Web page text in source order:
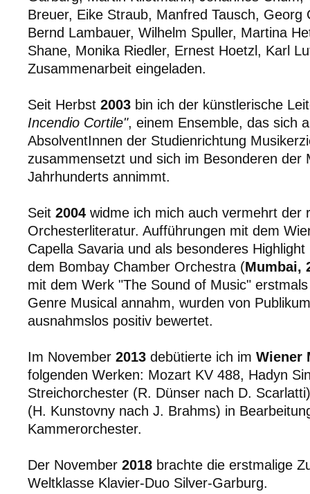
Breuer, Eike Straub, Manfred Tausch, Georg
Bernd Lambauer, Wilhelm Spuller, Martina
Shane, Monika Riedler, Ernest Hoetzl, Karl
Zusammenarbeit eingeladen.
Seit Herbst 2003 bin ich der künstlerische
Incendio Cortile", einem Ensemble, das sich
AbsolventInnen der Studienrichtung
zusammensetzt und sich im Besonderen der
Jahrhunderts annimmt.
Seit 2004 widme ich mich auch vermehrt der
Orchesterliteratur. Aufführungen mit dem
Capella Savaria und als besonderes
dem Bombay Chamber Orchestra (Mumbai,
mit dem Werk "The Sound of Music"
Genre Musical annahm, wurden von
ausnahmslos positiv bewertet.
Im November 2013 debütierte ich im Wiener
folgenden Werken: Mozart KV 488, Hadyn
Streichorchester (R. Dünser nach D.
(H. Kunstovny nach J. Brahms) in
Kammerorchester.
Der November 2018 brachte die erstmalige
Weltklasse Klavier-Duo Silver-Garburg.